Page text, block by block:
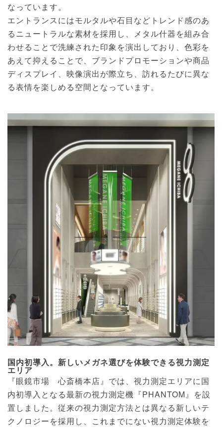
なっています。
エントランスにはモルタルや石目などトレンド感のあ
るニュートラルな素材を採用し、メタル什器を組み合
わせることで洗練された印象を演出しており、色彩を
あえて抑えることで、ブランドプロモーションや商品
ディスプレイ、映像演出が際立ち、訪れるたびに異な
る表情を楽しめる空間となっています。
国内初導入。新しいメガネ選びを体験できる視力測定
エリア
『眼鏡市場 心斎橋本店』では、視力測定エリアに国
内初導入となる最新の視力測定機『PHANTOM』を設
置しました。従来の視力測定方法とは異なる新しいテ
クノロジーを採用し、これまでにない視力測定体験を